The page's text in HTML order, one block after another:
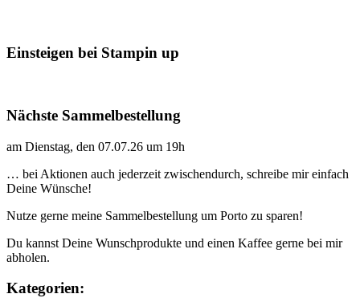
Einsteigen bei Stampin up
Nächste Sammelbestellung
am Dienstag, den 07.07.26 um 19h
… bei Aktionen auch jederzeit zwischendurch, schreibe mir einfach
Deine Wünsche!
Nutze gerne meine Sammelbestellung um Porto zu sparen!
Du kannst Deine Wunschprodukte und einen Kaffee gerne bei mir
abholen.
Kategorien: